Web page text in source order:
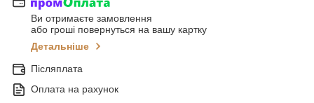
Ви отримаєте замовлення
або гроші повернуться на вашу картку
Детальніше
Післяплата
Оплата на рахунок